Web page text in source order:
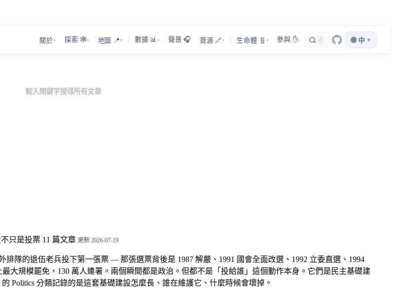
關於 ▾ 探索 🕸️▾ 地圖 📍 ▾ 數據 📊 ▾ 聲景 🎧 資源 🔗 ▾ 生命體 🧬 ▾ 參與 ✋▾ / 🌐 中 ▾
輸入關鍵字搜尋所有文章
只是投票 11 篇文章 更新 2026-07-19
排隊的退伍老兵投下第一張票 — 那張選票背後是 1987 解嚴、1991 國會全面改選、1992 立委直選、1994
大規模罷免，130 萬人連署。兩個瞬間都是政治。但都不是「投給誰」這個動作本身。它們是民主基礎建
Politics 分類記錄的是這套基礎建設怎麼長、誰在維護它、什麼時候會壞掉。